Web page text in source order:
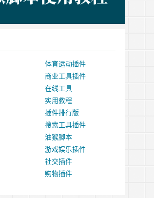
体育运动插件
商业工具插件
在线工具
实用教程
插件排行版
搜索工具插件
油猴脚本
游戏娱乐插件
社交插件
购物插件